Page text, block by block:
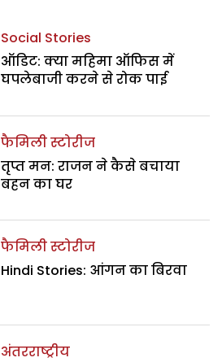
Social Stories
ऑडिट: क्या महिमा ऑफिस में
घपलेबाजी करने से रोक पाई
फैमिली स्टोरीज
तृप्त मन: राजन ने कैसे बचाया
बहन का घर
फैमिली स्टोरीज
Hindi Stories: आंगन का बिरवा
अंतरराष्ट्रीय